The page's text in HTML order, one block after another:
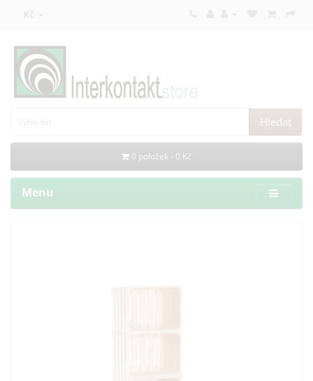
Kč
Hledat
0 položek - 0 Kč
Menu